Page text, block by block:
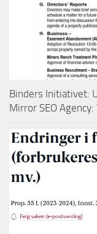
Binders Initiativet:
Mirror SEO